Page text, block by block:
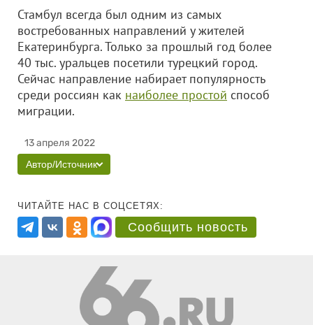
Стамбул всегда был одним из самых
востребованных направлений у жителей
Екатеринбурга. Только за прошлый год более
40 тыс. уральцев посетили турецкий город.
Сейчас направление набирает популярность
среди россиян как наиболее простой способ
миграции.
13 апреля 2022
Автор/Источник
ЧИТАЙТЕ НАС В СОЦСЕТЯХ:
Сообщить новость